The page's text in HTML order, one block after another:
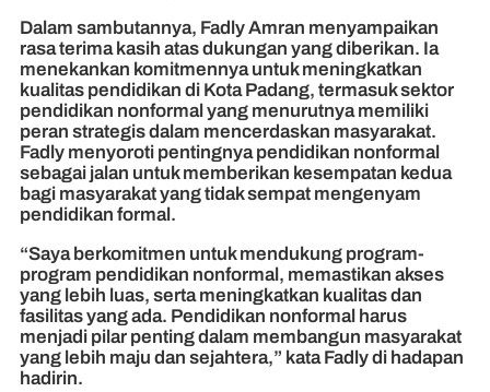
Dalam sambutannya, Fadly Amran menyampaikan
rasa terima kasih atas dukungan yang diberikan. Ia
menekankan komitmennya untuk meningkatkan
kualitas pendidikan di Kota Padang, termasuk sektor
pendidikan nonformal yang menurutnya memiliki
peran strategis dalam mencerdaskan masyarakat.
Fadly menyoroti pentingnya pendidikan nonformal
sebagai jalan untuk memberikan kesempatan kedua
bagi masyarakat yang tidak sempat mengenyam
pendidikan formal.
“Saya berkomitmen untuk mendukung program-
program pendidikan nonformal, memastikan akses
yang lebih luas, serta meningkatkan kualitas dan
fasilitas yang ada. Pendidikan nonformal harus
menjadi pilar penting dalam membangun masyarakat
yang lebih maju dan sejahtera,” kata Fadly di hadapan
hadirin.